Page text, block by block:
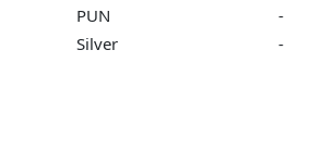
PUN
-
Silver
-